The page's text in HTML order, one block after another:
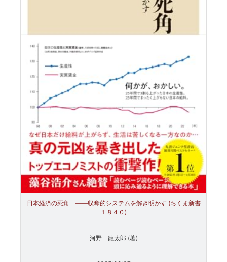
日本経済の死角 ――収奪的システムを解き明かす (ちくま新書
１８４０)
河野 龍太郎 (著)